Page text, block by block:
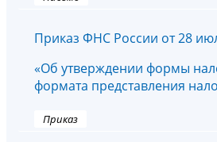
Приказ ФНС России от 28
«Об утверждении формы
формата представления
Приказ